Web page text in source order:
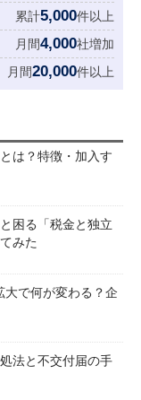
累計5,000件以上
月間4,000社増加
月間20,000件以上
は？特徴・加入す
困る「税金と独立
みた
大で何が変わる？企
法と不交付届の手